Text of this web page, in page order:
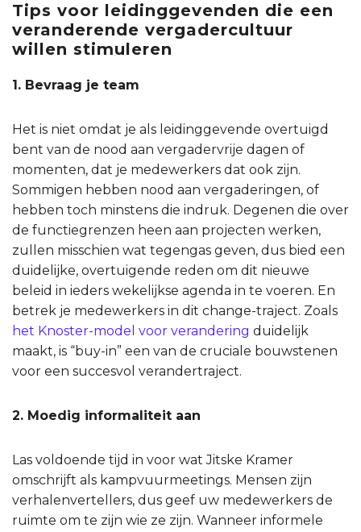
Tips voor leidinggevenden die een
veranderende vergadercultuur
willen stimuleren
1. Bevraag je team
Het is niet omdat je als leidinggevende overtuigd
bent van de nood aan vergadervrije dagen of
momenten, dat je medewerkers dat ook zijn.
Sommigen hebben nood aan vergaderingen, of
hebben toch minstens die indruk. Degenen die over
de functiegrenzen heen aan projecten werken,
zullen misschien wat tegengas geven, dus bied een
duidelijke, overtuigende reden om dit nieuwe
beleid in ieders wekelijkse agenda in te voeren. En
betrek je medewerkers in dit change-traject. Zoals
het Knoster-model voor verandering duidelijk
maakt, is “buy-in” een van de cruciale bouwstenen
voor een succesvol verandertraject.
2. Moedig informaliteit aan
Las voldoende tijd in voor wat Jitske Kramer
omschrijft als kampvuurmeetings. Mensen zijn
verhalenvertellers, dus geef uw medewerkers de
ruimte om te zijn wie ze zijn. Wanneer informele